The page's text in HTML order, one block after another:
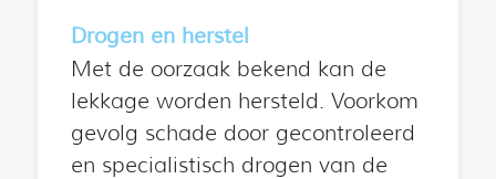
Drogen en herstel
Met de oorzaak bekend kan de
lekkage worden hersteld. Voorkom
gevolg schade door gecontroleerd
en specialistisch drogen van de